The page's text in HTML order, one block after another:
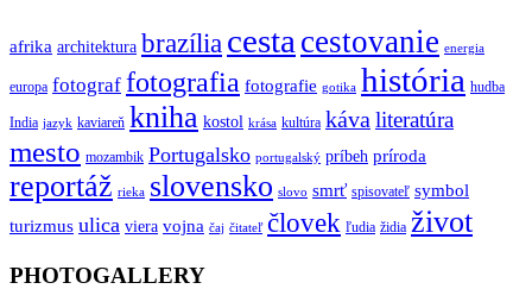
afrika architektura brazília cesta cestovanie energia
europa fotograf fotografia fotografie gotika história hudba
India jazyk kaviareň kniha kostol krása kultúra káva literatúra
mesto mozambik Portugalsko portugalský príbeh príroda
reportáž rieka slovensko slovo smrť spisovateľ symbol
turizmus ulica viera vojna čaj čitateľ človek ľudia židia život
PHOTOGALLERY